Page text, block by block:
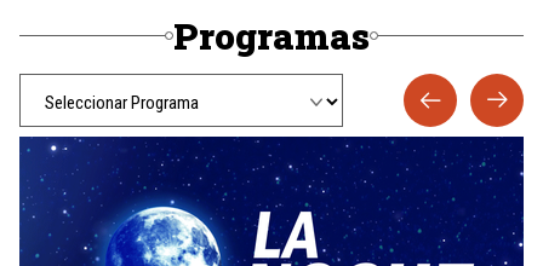
Programas